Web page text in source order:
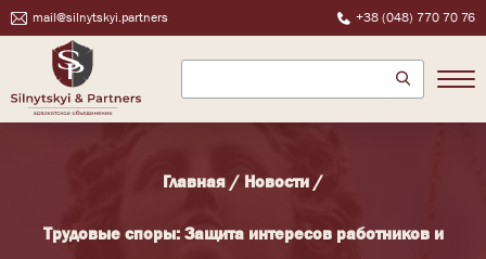
mail@silnytskyi.partners +38 (048) 770 70 76
Главная / Новости /
Трудовые споры: Защита интересов работников и